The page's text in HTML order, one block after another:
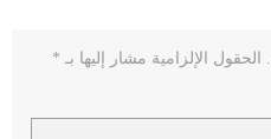
الحقول الإلزامية مشار إليها بـ *